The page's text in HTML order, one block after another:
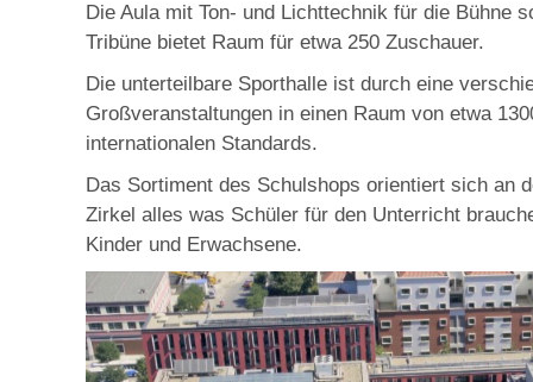
Die Aula mit Ton- und Lichttechnik für die Bühne
Tribüne bietet Raum für etwa 250 Zuschauer.
Die unterteilbare Sporthalle ist durch eine
Großveranstaltungen in einen Raum von etwa
internationalen Standards.
Das Sortiment des Schulshops orientiert sich an
Zirkel alles was Schüler für den Unterricht
Kinder und Erwachsene.